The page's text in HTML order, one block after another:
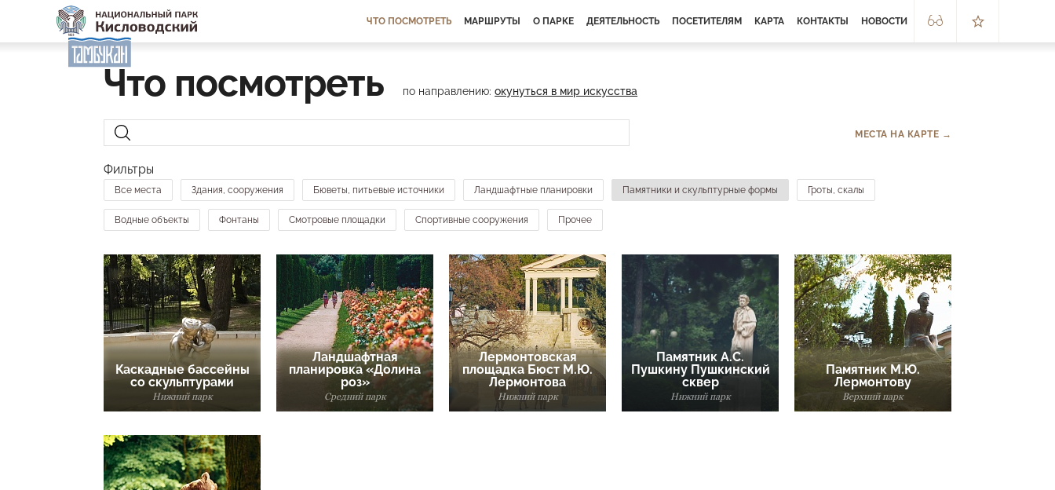
ЧТО ПОСМОТРЕТЬ МАРШРУТЫ О ПАРКЕ ДЕЯТЕЛЬНОСТЬ ПОСЕТИТЕЛЯМ КАРТА КОНТАКТЫ НОВОСТИ
Что посмотреть по направлению: окунуться в мир искусства
МЕСТА НА КАРТЕ →
Фильтры
Все места Здания, сооружения Бюветы, питьевые источники Ландшафтные планировки Памятники и скульптурные формы Гроты, скалы
Водные объекты Фонтаны Смотровые площадки Спортивные сооружения Прочее
Каскадные бассейны
со скульптурами
Нижний парк
Ландшафтная
планировка «Долина
роз»
Средний парк
Лермонтовская
площадка Бюст М.Ю.
Лермонтова
Нижний парк
Памятник А.С.
Пушкину Пушкинский
сквер
Нижний парк
Памятник М.Ю.
Лермонтову
Верхний парк